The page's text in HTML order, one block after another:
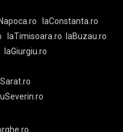
laConstanta.ro
laTimisoara.ro
laBuzau.ro
laGiurgiu.ro